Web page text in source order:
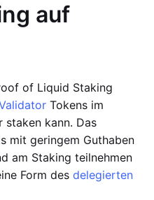
auf
of Liquid Staking
Tokens im
staken kann. Das
mit geringem Guthaben
am Staking teilnehmen
Form des delegierten